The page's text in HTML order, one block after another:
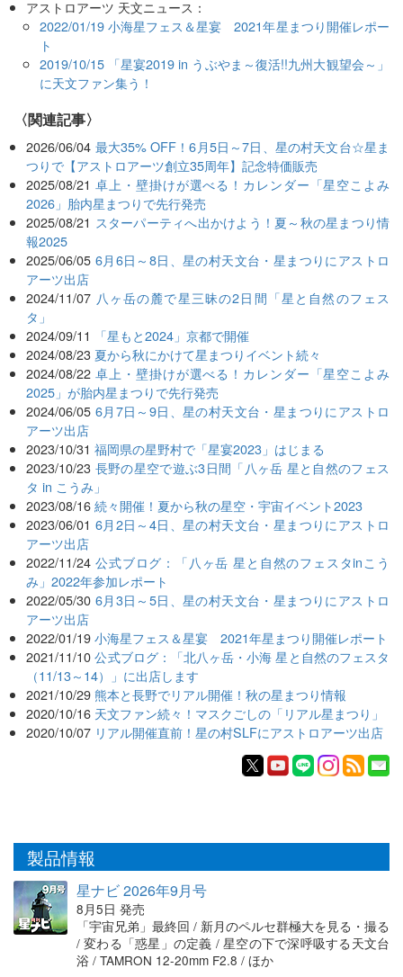
アストロアーツ 天文ニュース：
2022/01/19 小海星フェス＆星宴 2021年星まつり開催レポー
ト
2019/10/15 「星宴2019 in うぶやま～復活!!九州大観望会～」
に天文ファン集う！
関連記事
2026/06/04 最大35% OFF！6月5日～7日、星の村天文台☆星ま
つりで【アストロアーツ創立35周年】記念特価販売
2025/08/21 卓上・壁掛けが選べる！カレンダー「星空こよみ
2026」胎内星まつりで先行発売
2025/08/21 スターパーティへ出かけよう！夏～秋の星まつり情
報2025
2025/06/05 6月6日～8日、星の村天文台・星まつりにアストロ
アーツ出店
2024/11/07 八ヶ岳の麓で星三昧の2日間「星と自然のフェス
タ」
2024/09/11
「星もと2024」京都で開催
2024/08/23 夏から秋にかけて星まつりイベント続々
2024/08/22 卓上・壁掛けが選べる！カレンダー「星空こよみ
2025」が胎内星まつりで先行発売
2024/06/05 6月7日～9日、星の村天文台・星まつりにアストロ
アーツ出店
2023/10/31 福岡県の星野村で「星宴2023」はじまる
2023/10/23 長野の星空で遊ぶ3日間「八ヶ岳 星と自然のフェス
タ in こうみ」
2023/08/16 続々開催！夏から秋の星空・宇宙イベント2023
2023/06/01 6月2日～4日、星の村天文台・星まつりにアストロ
アーツ出店
2022/11/24 公式ブログ：「八ヶ岳 星と自然のフェスタinこう
み」2022年参加レポート
2022/05/30 6月3日～5日、星の村天文台・星まつりにアストロ
アーツ出店
2022/01/19 小海星フェス＆星宴 2021年星まつり開催レポート
2021/11/10 公式ブログ：「北八ヶ岳・小海 星と自然のフェスタ
（11/13～14）」に出店します
2021/10/29 熊本と長野でリアル開催！秋の星まつり情報
2020/10/16 天文ファン続々！マスクごしの「リアル星まつり」
2020/10/07 リアル開催直前！星の村SLFにアストロアーツ出店
製品情報
星ナビ 2026年9月号
8月5日 発売
「宇宙兄弟」最終回 / 新月のペルセ群極大を見る・撮る
/ 変わる「惑星」の定義 / 星空の下で深呼吸する天文台
浴 / TAMRON 12-20mm F2.8 / ほか